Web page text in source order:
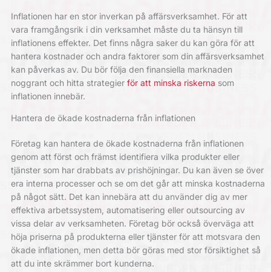
Inflationen har en stor inverkan på affärsverksamhet. För att
vara framgångsrik i din verksamhet måste du ta hänsyn till
inflationens effekter. Det finns några saker du kan göra för att
hantera kostnader och andra faktorer som din affärsverksamhet
kan påverkas av. Du bör följa den finansiella marknaden
noggrant och hitta strategier för att minska riskerna som
inflationen innebär.
Hantera de ökade kostnaderna från inflationen
Företag kan hantera de ökade kostnaderna från inflationen
genom att först och främst identifiera vilka produkter eller
tjänster som har drabbats av prishöjningar. Du kan även se över
era interna processer och se om det går att minska kostnaderna
på något sätt. Det kan innebära att du använder dig av mer
effektiva arbetssystem, automatisering eller outsourcing av
vissa delar av verksamheten. Företag bör också överväga att
höja priserna på produkterna eller tjänster för att motsvara den
ökade inflationen, men detta bör göras med stor försiktighet så
att du inte skrämmer bort kunderna.